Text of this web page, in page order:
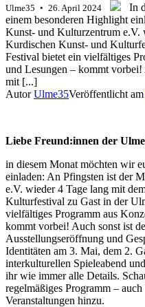
Ulme35 • 26. April 2024
In
einem besonderen Highlight
Kunst- und Kulturzentrum e.V.
Kurdischen Kunst- und
Festival bietet ein vielfältiges
und Lesungen – kommt
mit [...]
AutorUlme35Veröffentlicht am
­Liebe Freund:innen der
in diesem Monat möchten wir
einladen: An Pfingsten ist der
e.V. wieder 4 Tage lang mit
Kulturfestival zu Gast in der
vielfältiges Programm aus
kommt vorbei! Auch sonst ist
Ausstellungseröffnung und
Identitäten am 3. Mai, dem 2.
interkulturellen Spieleabend
ihr wie immer alle Details.
regelmäßiges Programm –
Veranstaltungen hinzu.